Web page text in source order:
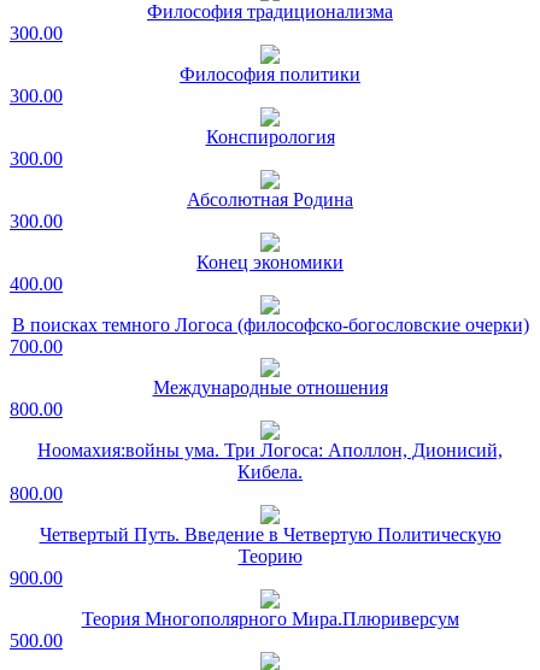
Философия традиционализма
300.00
Философия политики
300.00
Конспирология
300.00
Абсолютная Родина
300.00
Конец экономики
400.00
В поисках темного Логоса (философско-богословские очерки)
700.00
Международные отношения
800.00
Ноомахия:войны ума. Три Логоса: Аполлон, Дионисий,
Кибела.
800.00
Четвертый Путь. Введение в Четвертую Политическую
Теорию
900.00
Теория Многополярного Мира.Плюриверсум
500.00